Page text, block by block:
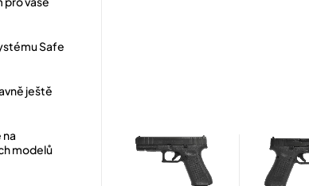
Safe
ještě
na
modelů